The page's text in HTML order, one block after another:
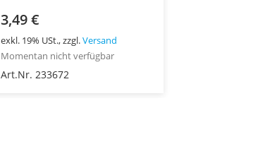
3,49 €
exkl. 19% USt., zzgl.Versand
Momentan nicht verfügbar
Art.Nr. 233672